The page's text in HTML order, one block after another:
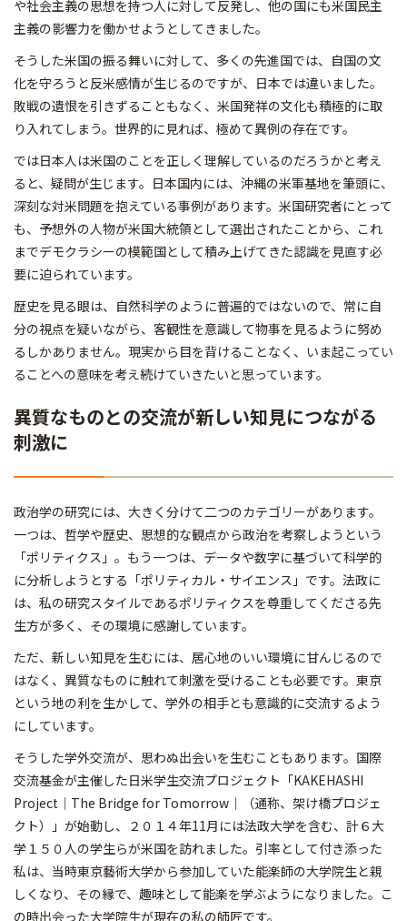
や社会主義の思想を持つ人に対して反発し、他の国にも米国民主
主義の影響力を働かせようとしてきました。
そうした米国の振る舞いに対して、多くの先進国では、自国の文
化を守ろうと反米感情が生じるのですが、日本では違いました。
敗戦の遺恨を引きずることもなく、米国発祥の文化も積極的に取
り入れてしまう。世界的に見れば、極めて異例の存在です。
では日本人は米国のことを正しく理解しているのだろうかと考え
ると、疑問が生じます。日本国内には、沖縄の米軍基地を筆頭に、
深刻な対米問題を抱えている事例があります。米国研究者にとって
も、予想外の人物が米国大統領として選出されたことから、これ
までデモクラシーの模範国として積み上げてきた認識を見直す必
要に迫られています。
歴史を見る眼は、自然科学のように普遍的ではないので、常に自
分の視点を疑いながら、客観性を意識して物事を見るように努め
るしかありません。現実から目を背けることなく、いま起こってい
ることへの意味を考え続けていきたいと思っています。
異質なものとの交流が新しい知見につながる
刺激に
政治学の研究には、大きく分けて二つのカテゴリーがあります。
一つは、哲学や歴史、思想的な観点から政治を考察しようという
「ポリティクス」。もう一つは、データや数字に基づいて科学的
に分析しようとする「ポリティカル・サイエンス」です。法政に
は、私の研究スタイルであるポリティクスを尊重してくださる先
生方が多く、その環境に感謝しています。
ただ、新しい知見を生むには、居心地のいい環境に甘んじるので
はなく、異質なものに触れて刺激を受けることも必要です。東京
という地の利を生かして、学外の相手とも意識的に交流するよう
にしています。
そうした学外交流が、思わぬ出会いを生むこともあります。国際
交流基金が主催した日米学生交流プロジェクト「KAKEHASHI
Project│The Bridge for Tomorrow│（通称、架け橋プロジェ
クト）」が始動し、２０１４年11月には法政大学を含む、計６大
学１５０人の学生らが米国を訪れました。引率として付き添った
私は、当時東京藝術大学から参加していた能楽師の大学院生と親
しくなり、その縁で、趣味として能楽を学ぶようになりました。こ
の時出会った大学院生が現在の私の師匠です。